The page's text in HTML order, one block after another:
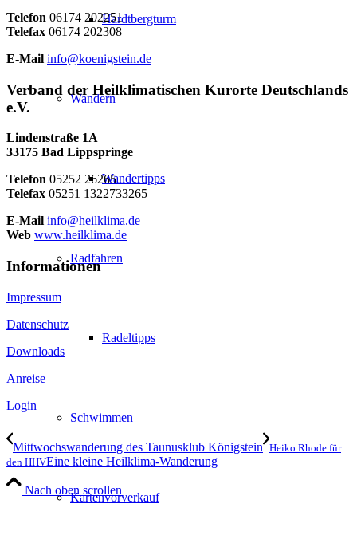
Hardtbergturm
Wandern
Wandertipps
Radfahren
Radeltipps
Schwimmen
Kartenvorverkauf
Telefon 06174 202251
Telefax 06174 202308
E-Mail info@koenigstein.de
Verband der Heilklimatischen Kurorte Deutschlands
e.V.
Lindenstraße 1A
33175 Bad Lippspringe
Telefon 05252 26265
Telefax 05251 1322733265
E-Mail info@heilklima.de
Web www.heilklima.de
Informationen
Impressum
Datenschutz
Downloads
Anreise
Login
Mittwochswanderung des Taunusklub Königstein Heiko Rhode für
den HHVEine kleine Heilklima-Wanderung
Nach oben scrollen